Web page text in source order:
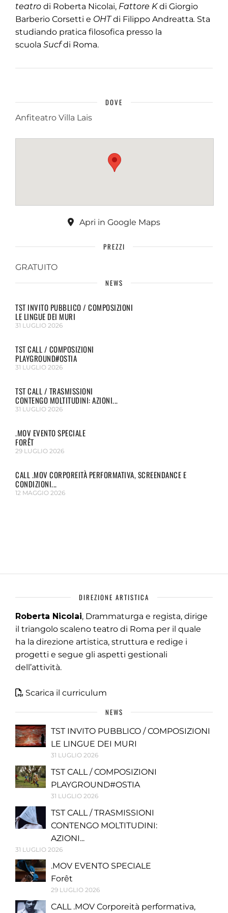
teatro di Roberta Nicolai, Fattore Kdi Giorgio
Barberio Corsetti e OHTdi Filippo Andreatta. Sta
studiando pratica filosofica presso la
scuola Sucfdi Roma.
DOVE
Anfiteatro Villa Lais
Apri in Google Maps
PREZZI
GRATUITO
NEWS
TST INVITO PUBBLICO / COMPOSIZIONI
LE LINGUE DEI MURI
31 LUGLIO 2026
TST CALL / COMPOSIZIONI
PLAYGROUND#OSTIA
31 LUGLIO 2026
TST CALL / TRASMISSIONI
CONTENGO MOLTITUDINI: AZIONI...
31 LUGLIO 2026
.MOV EVENTO SPECIALE
FORÊT
29 LUGLIO 2026
CALL .MOV CORPOREITÀ PERFORMATIVA, SCREENDANCE E
CONDIZIONI...
12 MAGGIO 2026
DIREZIONE ARTISTICA
Roberta Nicolai, Drammaturga e regista, dirige
il triangolo scaleno teatro di Roma per il quale
ha la direzione artistica, struttura e redige i
progetti e segue gli aspetti gestionali
dell’attività.
Scarica il curriculum
NEWS
TST INVITO PUBBLICO / COMPOSIZIONI
LE LINGUE DEI MURI
31 LUGLIO 2026
TST CALL / COMPOSIZIONI
PLAYGROUND#OSTIA
31 LUGLIO 2026
TST CALL / TRASMISSIONI
CONTENGO MOLTITUDINI:
AZIONI...
31 LUGLIO 2026
.MOV EVENTO SPECIALE
Forêt
29 LUGLIO 2026
CALL .MOV Corporeità performativa,